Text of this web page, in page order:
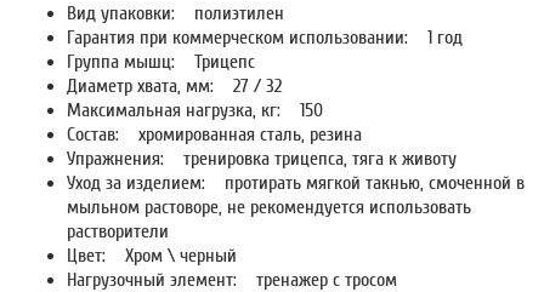
Вид упаковки:
полиэтилен
Гарантия при коммерческом использовании:
1 год
Группа мышц:
Трицепс
Диаметр хвата, мм:
27 / 32
Максимальная нагрузка, кг: 150
Состав:
хромированная сталь, резина
Упражнения:
тренировка трицепса, тяга к животу
Уход за изделием: протирать мягкой такнью, смоченной в
мыльном растоворе, не рекомендуется использовать
растворители
Цвет: Хром \ черный
Нагрузочный элемент:
тренажер с тросом